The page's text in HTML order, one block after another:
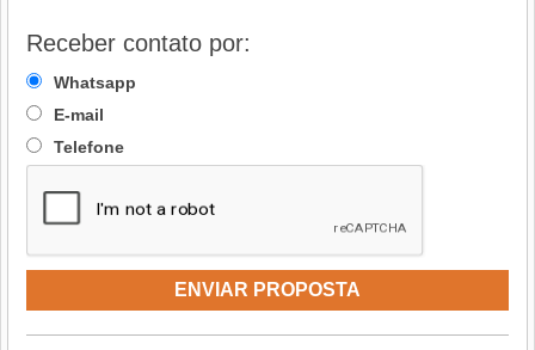
Receber contato por:
Whatsapp
E-mail
Telefone
ENVIAR PROPOSTA